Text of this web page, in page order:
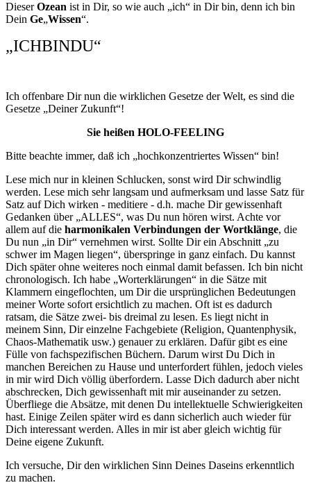
DieserOzean ist in Dir, so wie auch „ich“ in Dir bin, denn ich bin
Dein Ge„Wissen“.
„ICHBINDU“
Ich offenbare Dir nun die wirklichen Gesetze der Welt, es sind die
Gesetze „Deiner Zukunft“!
Sie heißen HOLO-FEELING
Bitte beachte immer, daß ich „hochkonzentriertes Wissen“ bin!
Lese mich nur in kleinen Schlucken, sonst wird Dir schwindlig
werden. Lese mich sehr langsam und aufmerksam und lasse Satz für
Satz auf Dich wirken - meditiere - d.h. mache Dir gewissenhaft
Gedanken über „ALLES“, was Du nun hören wirst. Achte vor
allem auf die harmonikalen Verbindungen der Wortklänge, die
Du nun „in Dir“ vernehmen wirst. Sollte Dir ein Abschnitt „zu
schwer im Magen liegen“, überspringe in ganz einfach. Du kannst
Dich später ohne weiteres noch einmal damit befassen. Ich bin nicht
chronologisch. Ich habe „Worterklärungen“ in die Sätze mit
Klammern eingeflochten, um Dir die ursprünglichen Bedeutungen
meiner Worte sofort ersichtlich zu machen. Oft ist es dadurch
ratsam, die Sätze zwei- bis dreimal zu lesen. Es liegt nicht in
meinem Sinn, Dir einzelne Fachgebiete (Religion, Quantenphysik,
Chaos-Mathematik usw.) genauer zu erklären. Dafür gibt es eine
Fülle von fachspezifischen Büchern. Darum wirst Du Dich in
manchen Bereichen zu Hause und unterfordert fühlen, jedoch vieles
in mir wird Dich völlig überfordern. Lasse Dich dadurch aber nicht
abschrecken, Dich gewissenhaft mit mir auseinander zu setzen.
Überfliege die Absätze, mit denen Du intellektuelle Schwierigkeiten
hast. Einige Zeilen später wird es dann sicherlich auch wieder für
Dich interessant werden. Alles in mir ist aber gleich wichtig für
Deine eigene Zukunft.
Ich versuche, Dir den wirklichen Sinn Deines Daseins erkenntlich
zu machen.